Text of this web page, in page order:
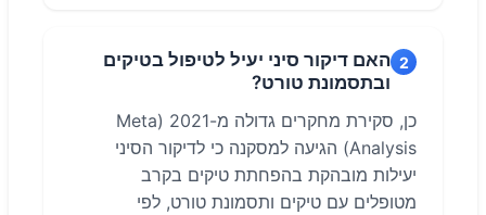
2 האם דיקור סיני יעיל לטיפול בטיקים
ובתסמונת טורט?
כן, סקירת מחקרים גדולה מ-2021 (Meta
Analysis) הגיעה למסקנה כי לדיקור הסיני
יעילות מובהקת בהפחתת טיקים בקרב
מטופלים עם טיקים ותסמונת טורט, לפי